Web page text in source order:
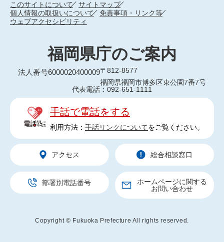
このサイトについて
サイトマップ
個人情報の取扱いについて
免責事項・リンク等
ウェブアクセシビリティ
福岡県庁のご案内
法人番号6000020400009〒812-8577
福岡県福岡市博多区東公園7番7号
代表電話：092-651-1111
手話で電話をする
利用方法： 手話リンクについてをご覧ください。
アクセス 総合相談窓口
部署別電話番号
ホームページに関する
お問い合わせ
Copyright © Fukuoka Prefecture All rights reserved.